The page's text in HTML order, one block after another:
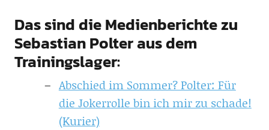
Das sind die Medienberichte zu
Sebastian Polter aus dem
Trainingslager:
Abschied im Sommer? Polter: Für
die Jokerrolle bin ich mir zu schade!
(Kurier)